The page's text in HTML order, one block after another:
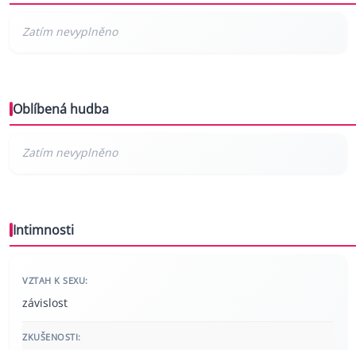
Oblíbená hudba
Intimnosti
VZTAH K SEXU:
závislost
ZKUŠENOSTI: